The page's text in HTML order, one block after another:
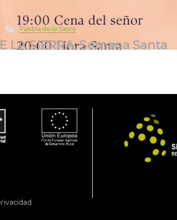
Puebla de la Sierra
LA SIERRA: Semana Santa